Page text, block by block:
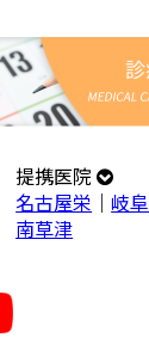
提携医院
名古屋栄 ｜岐阜
南草津